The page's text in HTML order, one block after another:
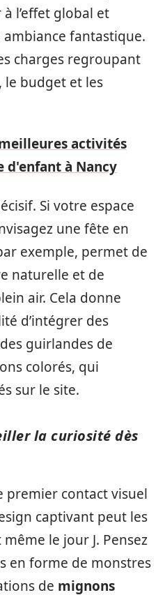
l’effet global et
fantastique.
charges regroupant
le budget et les
activités
d'enfant à Nancy
Si votre espace
une fête en
exemple, permet de
naturelle et de
air. Cela donne
d’intégrer des
guirlandes de
colorés, qui
sur le site.
la curiosité dès
premier contact visuel
captivant peut les
le jour J. Pensez
en forme de monstres
de mignons